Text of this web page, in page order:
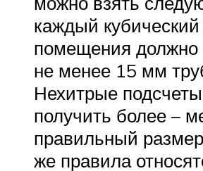
каждый
помещения должно
не менее 15 мм
Нехитрые
получить более –
правильный
же правила